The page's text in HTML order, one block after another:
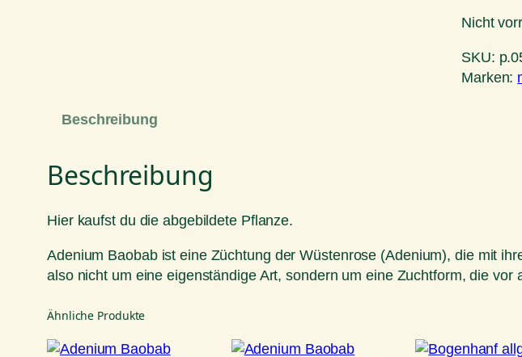
Nicht
SKU:
Marken:
Beschreibung
Beschreibung
Hier kaufst du die abgebildete Pflanze.
Adenium Baobab ist eine Züchtung der Wüstenrose (Adenium), die mit
also nicht um eine eigenständige Art, sondern um eine Zuchtform, die
Ähnliche Produkte